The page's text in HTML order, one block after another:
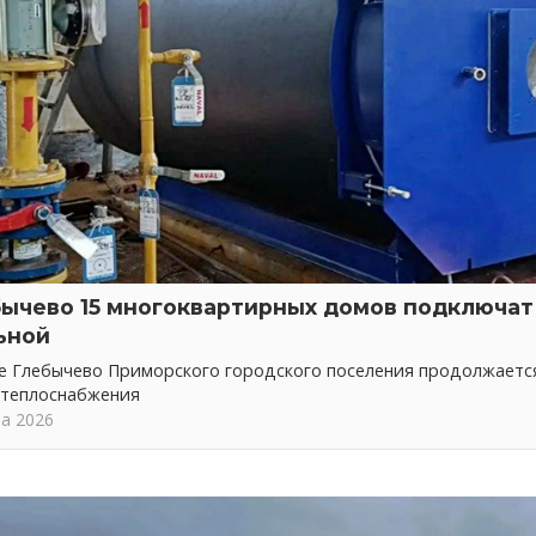
15 многоквартирных домов подключат
Глебычево Приморского городского поселения
2026